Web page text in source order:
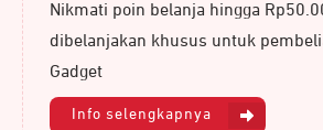
Nikmati poin belanja hingga
dibelanjakan khusus untuk
Gadget
Info selengkapnya